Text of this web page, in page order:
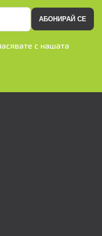
АБОНИРАЙ СЕ
с нашата